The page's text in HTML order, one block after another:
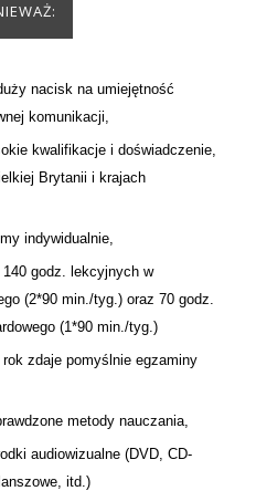
nacisk na umiejętność
komunikacji,
kwalifikacje i doświadczenie,
Brytanii i krajach
indywidualnie,
godz. lekcyjnych w
(2*90 min./tyg.) oraz 70 godz.
(1*90 min./tyg.)
zdaje pomyślnie egzaminy
metody nauczania,
audiowizualne (DVD, CD-
itd.)